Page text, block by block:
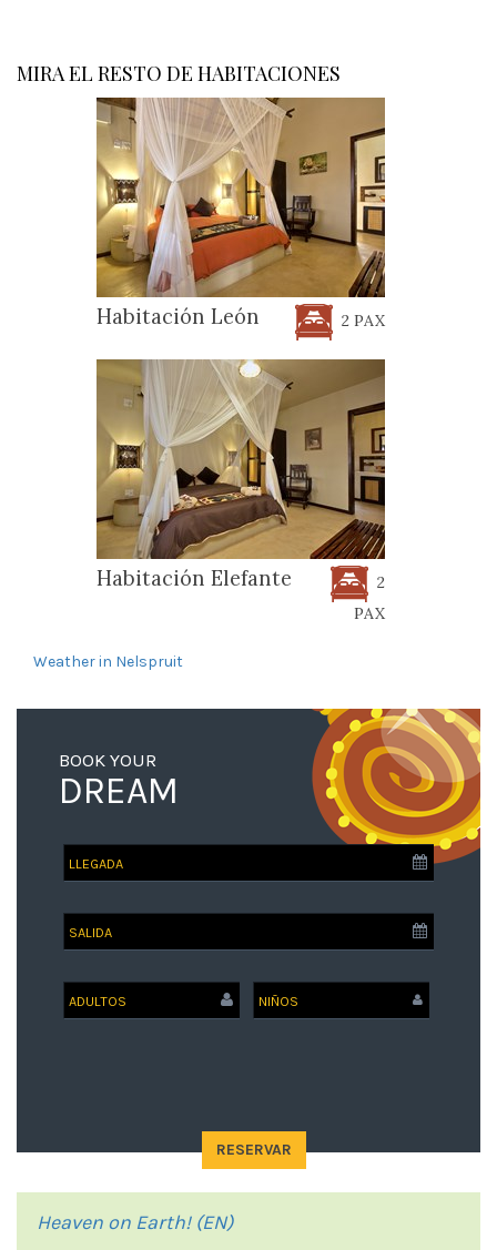
MIRA EL RESTO DE HABITACIONES
Habitación León 2 PAX
Habitación Elefante
2
PAX
Weather in Nelspruit
BOOK YOUR
DREAM
SALIDA
SALIDA NIÑOS
RESERVAR
Heaven on Earth! (EN)